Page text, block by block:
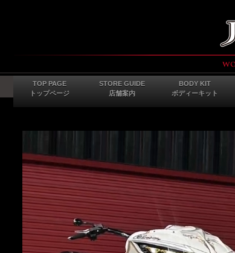
TOP PAGE
トップページ
STORE GUIDE
店舗案内
BODY KIT
ボディーキット